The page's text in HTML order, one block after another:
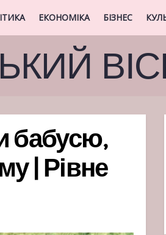
ЕКОНОМІКА БІЗНЕС
бабусю,
| Рівне